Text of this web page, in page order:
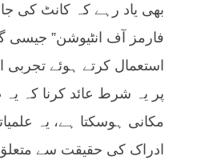
بھی یاد رہے کہ کانٹ کی
فارمز آف انٹیوشن” جیسی
استعمال کرتے ہوئے
پر یہ شرط عائد کرنا کہ
مکانی ہوسکتا ہے، یہ
ادراک کی حقیقت سے متعلق